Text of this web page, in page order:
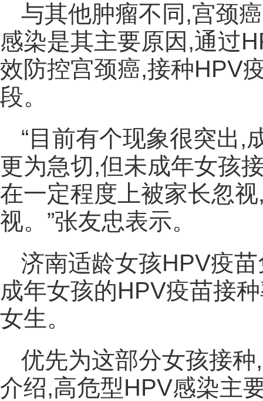
与其他肿瘤不同,宫颈
感染是其主要原因,通过
效防控宫颈癌,接种HPV
段。
“目前有个现象很突出,
更为急切,但未成年女孩
在一定程度上被家长忽
视。”张友忠表示。
济南适龄女孩HPV疫
成年女孩的HPV疫苗接
女生。
优先为这部分女孩接
介绍,高危型HPV感染主